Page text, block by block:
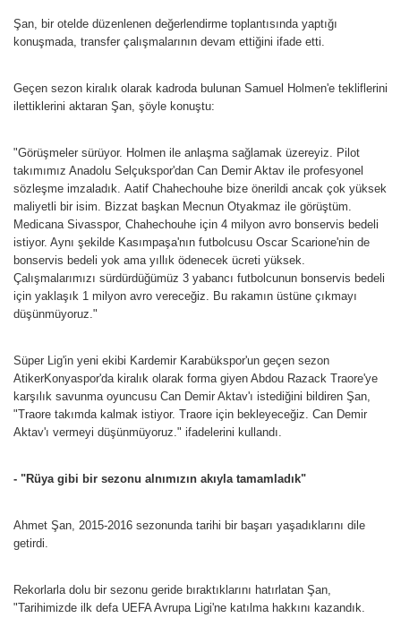
Şan, bir otelde düzenlenen değerlendirme toplantısında yaptığı
konuşmada, transfer çalışmalarının devam ettiğini ifade etti.
Geçen sezon kiralık olarak kadroda bulunan Samuel Holmen'e tekliflerini
ilettiklerini aktaran Şan, şöyle konuştu:
"Görüşmeler sürüyor. Holmen ile anlaşma sağlamak üzereyiz. Pilot
takımımız Anadolu Selçukspor'dan Can Demir Aktav ile profesyonel
sözleşme imzaladık. Aatif Chahechouhe bize önerildi ancak çok yüksek
maliyetli bir isim. Bizzat başkan Mecnun Otyakmaz ile görüştüm.
Medicana Sivasspor, Chahechouhe için 4 milyon avro bonservis bedeli
istiyor. Aynı şekilde Kasımpaşa'nın futbolcusu Oscar Scarione'nin de
bonservis bedeli yok ama yıllık ödenecek ücreti yüksek.
Çalışmalarımızı sürdürdüğümüz 3 yabancı futbolcunun bonservis bedeli
için yaklaşık 1 milyon avro vereceğiz. Bu rakamın üstüne çıkmayı
düşünmüyoruz."
Süper Lig'in yeni ekibi Kardemir Karabükspor'un geçen sezon
AtikerKonyaspor'da kiralık olarak forma giyen Abdou Razack Traore'ye
karşılık savunma oyuncusu Can Demir Aktav'ı istediğini bildiren Şan,
"Traore takımda kalmak istiyor. Traore için bekleyeceğiz. Can Demir
Aktav'ı vermeyi düşünmüyoruz." ifadelerini kullandı.
- "Rüya gibi bir sezonu alnımızın akıyla tamamladık"
Ahmet Şan, 2015-2016 sezonunda tarihi bir başarı yaşadıklarını dile
getirdi.
Rekorlarla dolu bir sezonu geride bıraktıklarını hatırlatan Şan,
"Tarihimizde ilk defa UEFA Avrupa Ligi'ne katılma hakkını kazandık.